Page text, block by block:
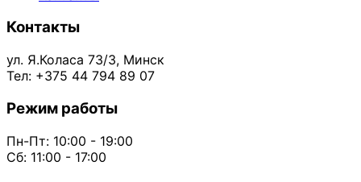
Контакты
ул. Я.Коласа 73/3, Минск
Тел: +375 44 794 89 07
Режим работы
Пн-Пт: 10:00 - 19:00
Сб: 11:00 - 17:00